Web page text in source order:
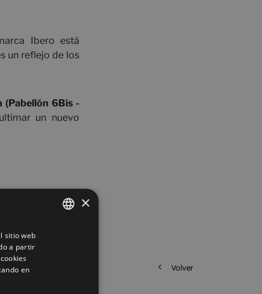
Ibero está
un reflejo de los
(Pabellón 6Bis -
un nuevo
Volver
×
sitio web
a partir
en